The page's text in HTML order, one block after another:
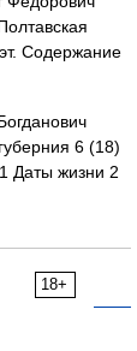
Содержание
6 (18)
Даты жизни 2
18+